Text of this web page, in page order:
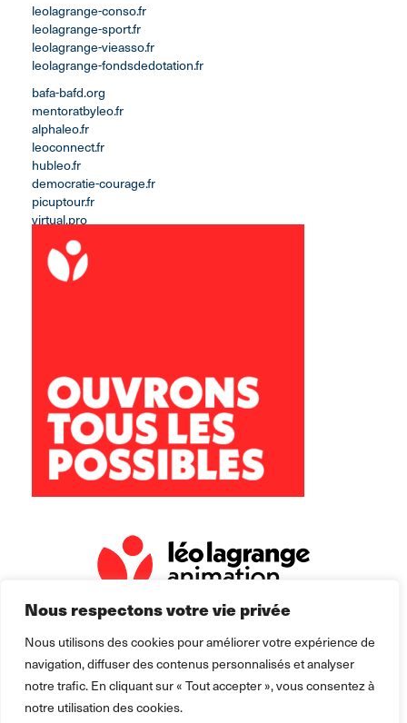
Nous respectons votre vie privée
Nous utilisons des cookies pour améliorer votre expérience de
navigation, diffuser des contenus personnalisés et analyser
notre trafic. En cliquant sur « Tout accepter », vous consentez à
notre utilisation des cookies.
leolagrange-conso.fr
leolagrange-sport.fr
leolagrange-vieasso.fr
leolagrange-fondsdedotation.fr
bafa-bafd.org
mentoratbyleo.fr
alphaleo.fr
leoconnect.fr
hubleo.fr
democratie-courage.fr
picuptour.fr
virtual.pro
eveleo.fr
leolagrange.tv
leolagrange.io
74500 VINZIER
secretariat.gavot@leolagrange.org
06 18 16 47 30